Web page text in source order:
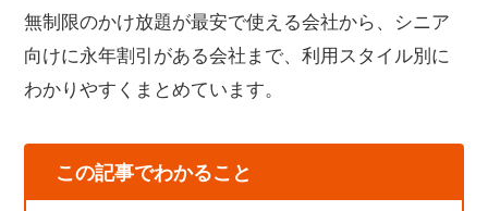
無制限のかけ放題が最安で使える会社から、シニア
向けに永年割引がある会社まで、利用スタイル別に
わかりやすくまとめています。
この記事でわかること